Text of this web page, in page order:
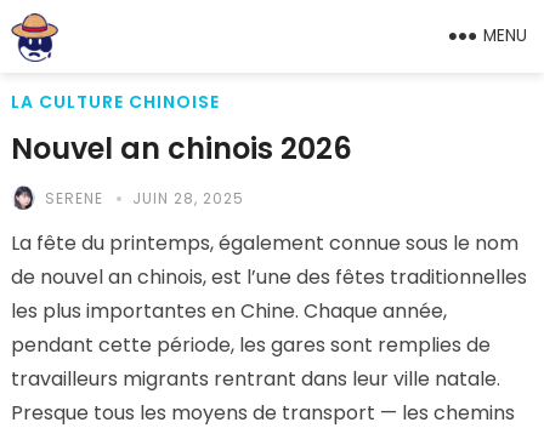
MENU
LA CULTURE CHINOISE
Nouvel an chinois 2026
SERENE JUIN 28, 2025
La fête du printemps, également connue sous le nom
de nouvel an chinois, est l’une des fêtes traditionnelles
les plus importantes en Chine. Chaque année,
pendant cette période, les gares sont remplies de
travailleurs migrants rentrant dans leur ville natale.
Presque tous les moyens de transport — les chemins